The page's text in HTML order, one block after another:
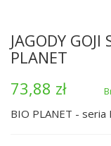
JAGODY
PLANET
73,88 zł
BIO PLANET - seria